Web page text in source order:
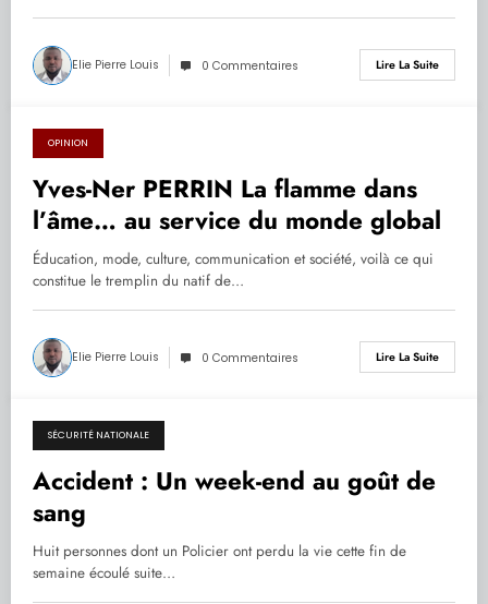
Elie Pierre Louis 0 Commentaires Lire La Suite
25.12.2019
OPINION
Yves-Ner PERRIN La flamme dans
l’âme… au service du monde global
Éducation, mode, culture, communication et société, voilà ce qui
constitue le tremplin du natif de…
Elie Pierre Louis 0 Commentaires Lire La Suite
24.12.2019
SÉCURITÉ NATIONALE
Accident : Un week-end au goût de
sang
Huit personnes dont un Policier ont perdu la vie cette fin de
semaine écoulé suite…